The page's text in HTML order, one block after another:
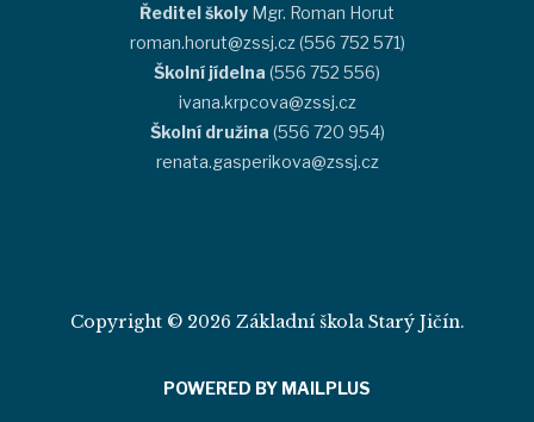
Ředitel školy Mgr. Roman Horut
roman.horut@zssj.cz (556 752 571)
Školní jídelna (556 752 556)
ivana.krpcova@zssj.cz
Školní družina (556 720 954)
renata.gasperikova@zssj.cz
Copyright © 2026 Základní škola Starý Jičín.
POWERED BY MAILPLUS